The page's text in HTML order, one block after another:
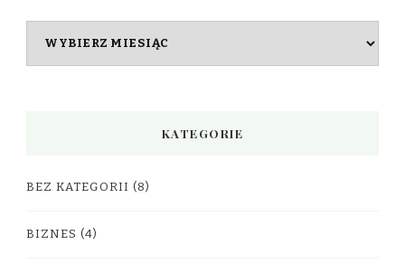
KATEGORIE
BEZ KATEGORII (8)
BIZNES (4)